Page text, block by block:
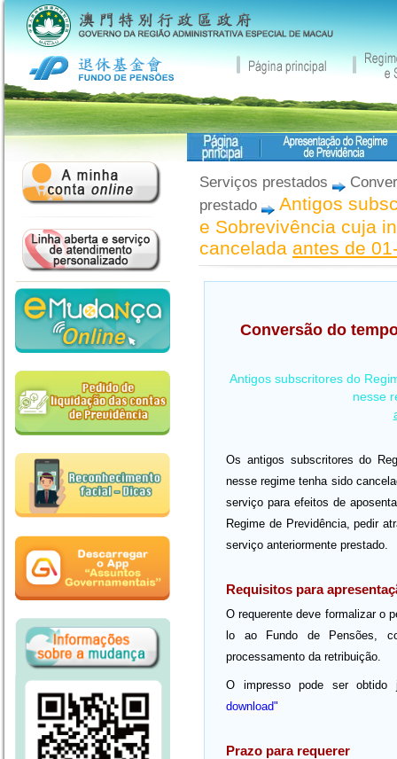
Serviços prestados
prestado
Antigos
e Sobrevivência cuja
cancelada antes de
Conversão do
Antigos subscritores do
nesse
Os antigos subscritores do
nesse regime tenha sido
serviço para efeitos de
Regime de Previdência, pedir
serviço anteriormente prestado.
Requisitos para
O requerente deve formalizar o
lo ao Fundo de Pensões,
processamento da retribuição.
O impresso pode ser obtido
download"
Prazo para requerer